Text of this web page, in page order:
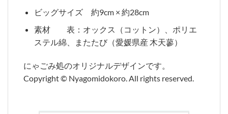
ビッグサイズ 約9cm × 約28cm
素材 表：オックス（コットン）、ポリエ
ステル綿、またたび（愛媛県産 木天蓼）
にゃごみ処のオリジナルデザインです。
Copyright © Nyagomidokoro. All rights reserved.